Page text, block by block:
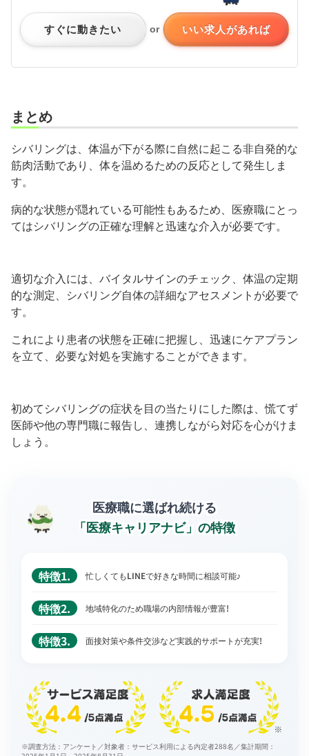
すぐに動きたい or いい求人があれば
まとめ
シバリングは、体温が下がる際に自然に起こる非自発的な
筋肉活動であり、体を温めるための反応として発生しま
す。
病的な状態が隠れている可能性もあるため、医療職にとっ
てはシバリングの正確な理解と迅速な介入が必要です。
適切な介入には、バイタルサインのチェック、体温の定期
的な測定、シバリング自体の詳細なアセスメントが必要で
す。
これにより患者の状態を正確に把握し、迅速にケアプラン
を立て、必要な対処を実施することができます。
初めてシバリングの症状を目の当たりにした際は、慌てず
医師や他の専門職に報告し、連携しながら対応を心がけま
しょう。
医療職に選ばれ続ける
「医療キャリアナビ」の特徴
特徴1. 忙しくてもLINEで好きな時間に相談可能♪
特徴2. 地域特化のため職場の内部情報が豊富!
特徴3. 面接対策や条件交渉など実践的サポートが充実!
※調査方法：アンケート／対象者：サービス利用による内定者288名／集計期間：